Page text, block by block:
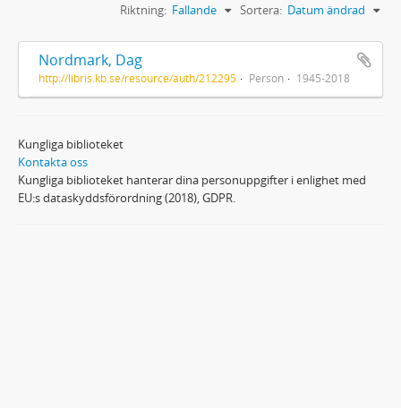
Sortera: Datum ändrad
Riktning: Fallande
Nordmark, Dag
http://libris.kb.se/resource/auth/212295 Person 1945-2018
Kungliga biblioteket
Kontakta oss
Kungliga biblioteket hanterar dina personuppgifter i enlighet med
EU:s dataskyddsförordning (2018), GDPR.